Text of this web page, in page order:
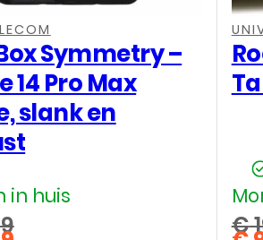
Symmetry –
14 Pro Max
slank en
in huis
,,,
€